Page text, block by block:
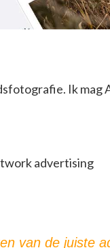
Ik mag
advertising
van de juiste